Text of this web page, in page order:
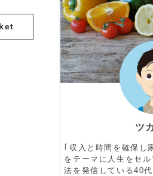
ツ
｢収入と時間を確保し
をテーマに人生をセ
法を発信している40